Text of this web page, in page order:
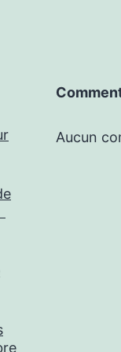
Aucun